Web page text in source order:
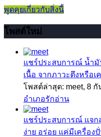
พูดคุยเกี่ยวกับสิ่งนี้
โพสต์ใหม่
แชร์ประสบการณ์ น้ำมั
เนื้อ จากภาวะตึงหรือ
โพสต์ล่าสุด: meet, 8 กั
อำเภอรักอ่าน
แชร์ประสบการณ์ แจก
ง่าย อร่อย แค่มีเครื่อง